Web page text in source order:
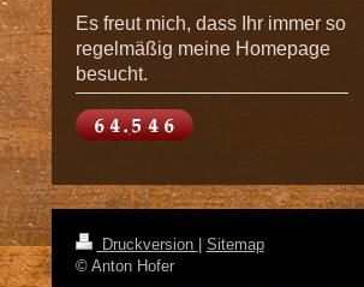
Es freut mich, dass Ihr immer so
regelmäßig meine Homepage
besucht.
Druckversion
Sitemap
© Anton Hofer